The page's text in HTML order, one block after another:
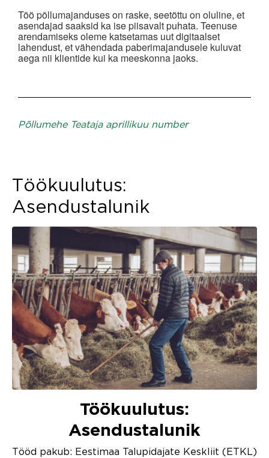
Töö põllumajanduses on raske, seetõttu on oluline, et
asendajad saaksid ka ise piisavalt puhata. Teenuse
arendamiseks oleme katsetamas uut digitaalset
lahendust, et vähendada paberimajandusele kuluvat
aega nii klientide kui ka meeskonna jaoks.
Põllumehe Teataja aprillikuu number
Töökuulutus:
Asendustalunik
Töökuulutus:
Asendustalunik
Tööd pakub: Eestimaa Talupidajate Keskliit (ETKL)